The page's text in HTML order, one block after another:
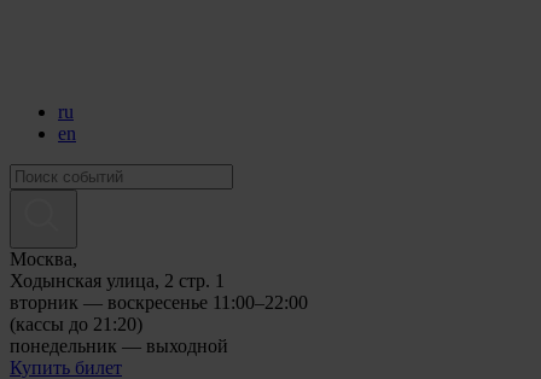
ru
en
Москва,
Ходынская улица, 2 стр. 1
вторник — воскресенье 11:00–22:00
(кассы до 21:20)
понедельник — выходной
Купить билет